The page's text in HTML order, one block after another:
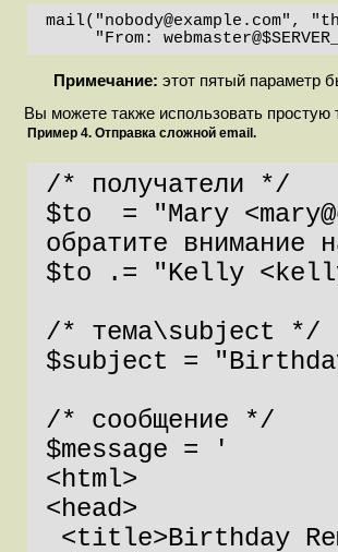
mail("nobody@example.com",
"From:
Примечание: этот пятый параметр
Вы можете также использовать
Пример 4. Отправка сложной email.
/* получатели */
$to  = "Mary
обратите внимание
$to .= "Kelly
/* тема\subject */
$subject =
/* сообщение */
$message = '
<html>
<head>